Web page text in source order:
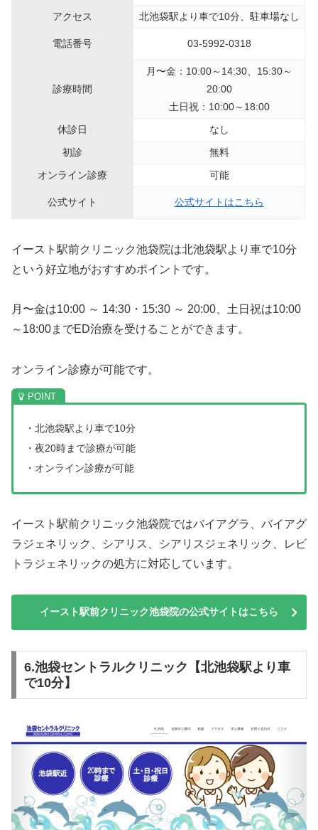
アクセス
北池袋駅より車で10分、駐車場なし
電話番号 03-5992-0318
診療時間
月〜金：10:00～14:30、15:30～
20:00
土日祝：10:00～18:00
休診日
なし
初診
無料
オンライン診療
可能
公式サイト 公式サイトはこちら
イースト駅前クリニック池袋院は北池袋駅より車で10分
という好立地がおすすめポイントです。
月〜金は10:00 ～ 14:30・15:30 ～ 20:00、土日祝は10:00
～18:00までED治療を受けることができます。
オンライン診療が可能です。
・北池袋駅より車で10分
・夜20時まで診療が可能
・オンライン診療が可能
イースト駅前クリニック池袋院ではバイアグラ、バイアグ
ラジェネリック、シアリス、シアリスジェネリック、レビ
トラジェネリックの処方に対応しています。
イースト駅前クリニック池袋院の公式サイトはこちら
6.池袋セントラルクリニック【北池袋駅より車
で10分】